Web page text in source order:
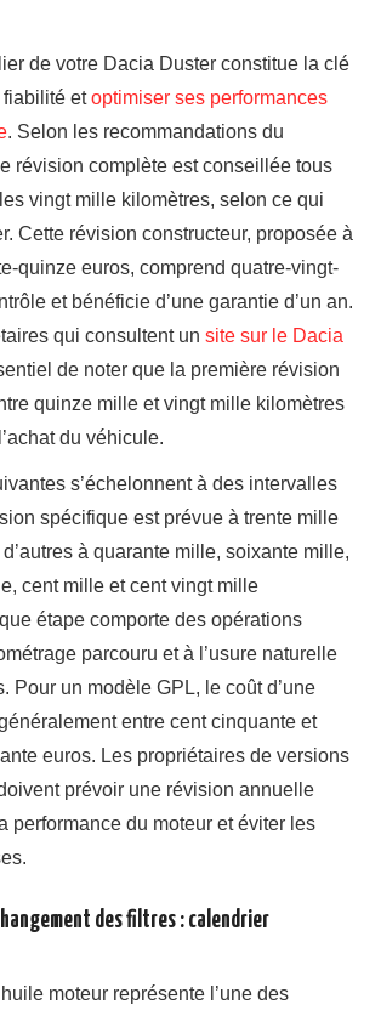
de votre Dacia Duster constitue la clé
fiabilité etoptimiser ses performances
. Selon les recommandations du
révision complète est conseillée tous
vingt mille kilomètres, selon ce qui
Cette révision constructeur, proposée à
quinze euros, comprend quatre-vingt-
et bénéficie d’une garantie d’un an.
qui consultent unsite sur le Dacia
de noter que la première révision
quinze mille et vingt mille kilomètres
du véhicule.
s’échelonnent à des intervalles
spécifique est prévue à trente mille
à quarante mille, soixante mille,
cent mille et cent vingt mille
étape comporte des opérations
parcouru et à l’usure naturelle
Pour un modèle GPL, le coût d’une
entre cent cinquante et
euros. Les propriétaires de versions
prévoir une révision annuelle
performance du moteur et éviter les
des filtres : calendrier
moteur représente l’une des